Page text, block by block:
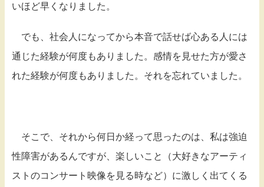
いほど早くなりました。
でも、社会人になってから本音で話せば心ある人には
通じた経験が何度もありました。感情を見せた方が愛さ
れた経験が何度もありました。それを忘れていました。
そこで、それから何日か経って思ったのは、私は強迫
性障害があるんですが、楽しいこと（大好きなアーティ
ストのコンサート映像を見る時など）に激しく出てくる